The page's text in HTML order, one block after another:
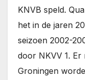
KNVB speld.
het in de jaren
seizoen 2002-
door NKVV 1. Er
Groningen